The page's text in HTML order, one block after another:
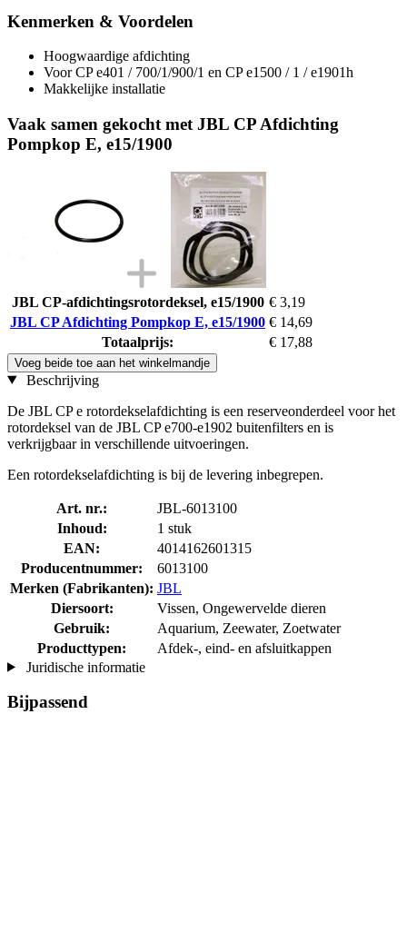
Kenmerken & Voordelen
Hoogwaardige afdichting
Voor CP e401 / 700/1/900/1 en CP e1500 / 1 / e1901h
Makkelijke installatie
Vaak samen gekocht met JBL CP Afdichting
Pompkop E, e15/1900
JBL CP-afdichtingsrotordeksel, e15/1900 € 3,19
JBL CP Afdichting Pompkop E, e15/1900 € 14,69
Totaalprijs:
€ 17,88
Voeg beide toe aan het winkelmandje
Beschrijving
De JBL CP e rotordekselafdichting is een reserveonderdeel voor het
rotordeksel van de JBL CP e700-e1902 buitenfilters en is
verkrijgbaar in verschillende uitvoeringen.
Een rotordekselafdichting is bij de levering inbegrepen.
Art. nr.:
JBL-6013100
Inhoud:
1 stuk
EAN:
4014162601315
Producentnummer:
6013100
Merken (Fabrikanten): JBL
Diersoort:
Vissen, Ongewervelde dieren
Gebruik:
Aquarium, Zeewater, Zoetwater
Producttypen:
Afdek-, eind- en afsluitkappen
Juridische informatie
Bijpassend